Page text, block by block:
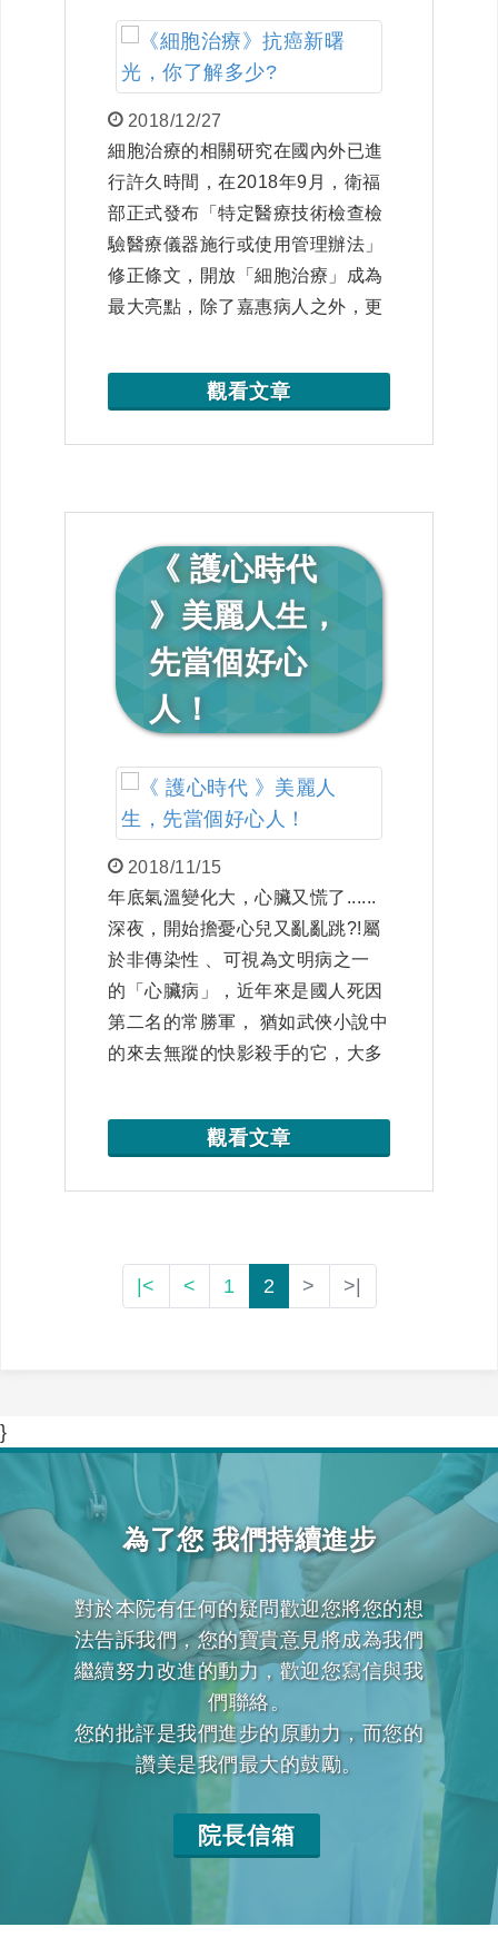
2018/12/27
細胞治療的相關研究在國內外已進
行許久時間，在2018年9月，衛福
部正式發布「特定醫療技術檢查檢
驗醫療儀器施行或使用管理辦法」
修正條文，開放「細胞治療」成為
最大亮點，除了嘉惠病人之外，更
業的熱門議題，您知道什麼是「細
胞治療」嗎？開放6大項治療技術
觀看文章
《 護心時代
》美麗人生，
先當個好心
人！
2018/11/15
年底氣溫變化大，心臟又慌了......
深夜，開始擔憂心兒又亂亂跳?!屬
於非傳染性 、可視為文明病之一
的「心臟病」，近年來是國人死因
第二名的常勝軍， 猶如武俠小說中
的來去無蹤的快影殺手的它，大多
一份來不及說再見的遺憾 ，或因為
病友的心臟無力，造成生活陷入低
觀看文章
|< < 1 2 > >|
}
為了您 我們持續進步
對於本院有任何的疑問歡迎您將您的想
法告訴我們，您的寶貴意見將成為我們
繼續努力改進的動力，歡迎您寫信與我
們聯絡。
您的批評是我們進步的原動力，而您的
讚美是我們最大的鼓勵。
院長信箱